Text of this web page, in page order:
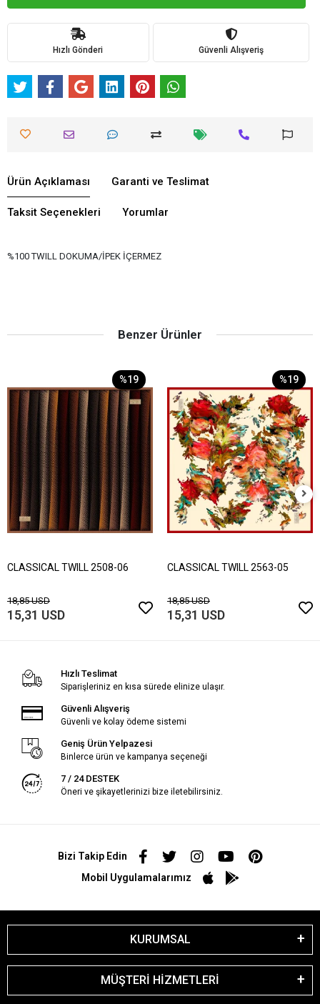
Hızlı Gönderi Güvenli Alışveriş
Ürün Açıklaması Garanti ve Teslimat
Taksit Seçenekleri Yorumlar
%100 TWILL DOKUMA/İPEK İÇERMEZ
Benzer Ürünler
%19
CLASSICAL TWILL 2508-06
18,85 USD
15,31 USD
%19
CLASSICAL TWILL 2563-05
18,85 USD
15,31 USD
Hızlı Teslimat
Siparişleriniz en kısa sürede elinize ulaşır.
Güvenli Alışveriş
Güvenli ve kolay ödeme sistemi
Geniş Ürün Yelpazesi
Binlerce ürün ve kampanya seçeneği
7 / 24 DESTEK
Öneri ve şikayetlerinizi bize iletebilirsiniz.
Bizi Takip Edin
Mobil Uygulamalarımız
KURUMSAL
MÜŞTERİ HİZMETLERİ